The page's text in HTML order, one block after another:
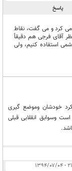
پاسخ
مى كرد و مى گفت، نقاط
آقاى فرجى هم دقيقأ
استفاده كنيم، ولى
خودشان وموضع گیری
است وسوابق انقلابی قبلی
۰۴